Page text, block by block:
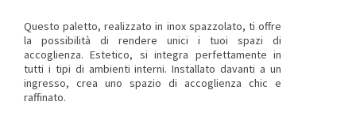
Questo paletto, realizzato in inox spazzolato, ti offre
la possibilità di rendere unici i tuoi spazi di
accoglienza. Estetico, si integra perfettamente in
tutti i tipi di ambienti interni. Installato davanti a un
ingresso, crea uno spazio di accoglienza chic e
raffinato.